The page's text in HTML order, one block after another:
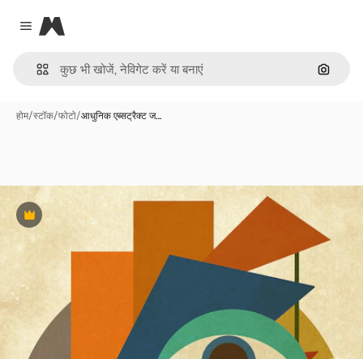
Close menu
Magnific
इमेज से
होम/स्टॉक/फोटो/आधुनिक एब्सट्रैक्ट ज…
Premium